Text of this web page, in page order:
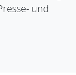
und